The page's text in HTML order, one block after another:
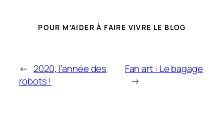
POUR M’AIDER À FAIRE VIVRE LE BLOG
← 2020, l’année des
robots !
Fan art : Le bagage
→